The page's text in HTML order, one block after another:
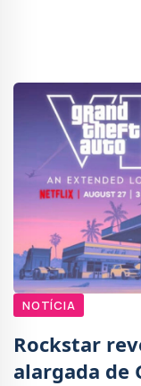
NOTÍCIA
Rockstar
alargada de